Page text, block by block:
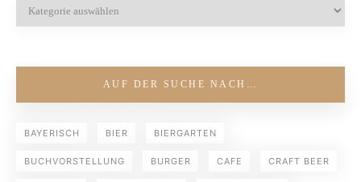
AUF DER SUCHE NACH…
BAYERISCH BIER BIERGARTEN
BUCHVORSTELLUNG BURGER CAFE CRAFT BEER